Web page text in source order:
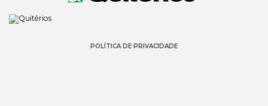
POLÍTICA DE PRIVACIDADE